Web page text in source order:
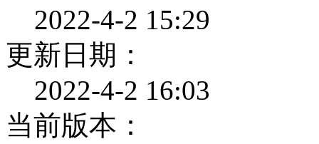
2022-4-2 15:29
更新日期：
2022-4-2 16:03
当前版本：